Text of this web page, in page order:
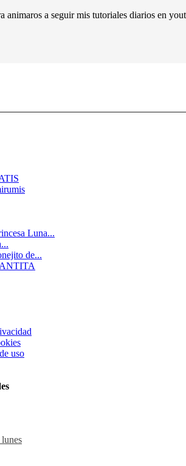
animaros a seguir mis tutoriales diarios en
Luna...
de...
uso